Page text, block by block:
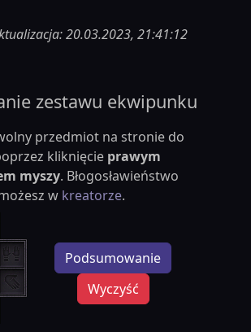
20.03.2023, 21:41:12
zestawu ekwipunku
przedmiot na stronie do
kliknięcie prawym
myszy. Błogosławieństwo
w kreatorze.
Podsumowanie
Wyczyść